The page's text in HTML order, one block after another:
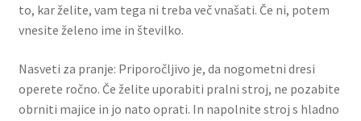
to, kar želite, vam tega ni treba več vnašati. Če ni, potem
vnesite želeno ime in številko.
Nasveti za pranje: Priporočljivo je, da nogometni dresi
operete ročno. Če želite uporabiti pralni stroj, ne pozabite
obrniti majice in jo nato oprati. In napolnite stroj s hladno